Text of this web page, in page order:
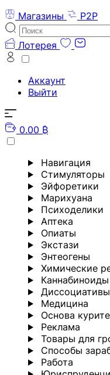
Магазины
P2P
Лотерея
Аккаунт
Выйти
0.00 ₿
Навигация
Стимуляторы
Эйфоретики
Марихуана
Психоделики
Аптека
Опиаты
Экстази
Энтеогены
Химические
Каннабиноиды
Диссоциативы
Медицина
Основа
Реклама
Товары для
Способы
Работа